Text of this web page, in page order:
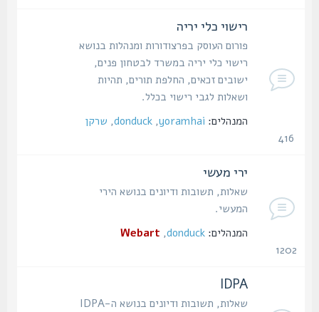
רישוי כלי יריה
פורום העוסק בפרצודורות ומנהלות בנושא
רישוי כלי יריה במשרד לבטחון פנים,
ישובים זכאים, החלפת תורים, תהיות
ושאלות לגבי רישוי בכלל.
המנהלים: yoramhai
,
donduck
,שרקן
ירי מעשי
שאלות, תשובות ודיונים בנושא הירי
המעשי.
המנהלים: donduck
,
Webart
IDPA
שאלות, תשובות ודיונים בנושא ה-IDPA